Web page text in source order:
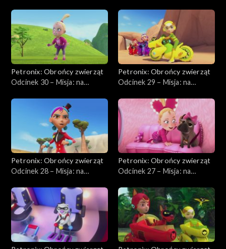
Petronix: Obrońcy zwierząt
Odcinek 30 – Misja: na
Petronix: Obrońcy zwierząt
Odcinek 29 – Misja: na
Petronix: Obrońcy zwierząt
Odcinek 28 – Misja: na
Petronix: Obrońcy zwierząt
Odcinek 27 – Misja: na